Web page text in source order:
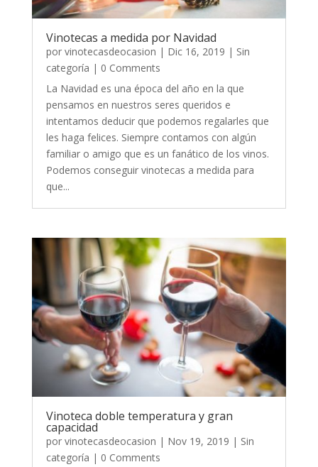
Vinotecas a medida por Navidad
por vinotecasdeocasion | Dic 16, 2019 | Sin
categoría | 0 Comments
La Navidad es una época del año en la que
pensamos en nuestros seres queridos e
intentamos deducir que podemos regalarles que
les haga felices. Siempre contamos con algún
familiar o amigo que es un fanático de los vinos.
Podemos conseguir vinotecas a medida para
que...
Vinoteca doble temperatura y gran
capacidad
por vinotecasdeocasion | Nov 19, 2019 | Sin
categoría | 0 Comments